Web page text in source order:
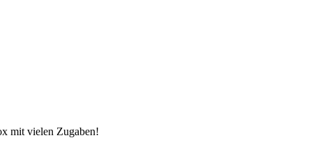
mit vielen Zugaben!